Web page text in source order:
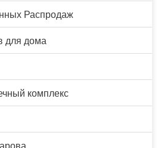
Распродаж
для дома
комплекс